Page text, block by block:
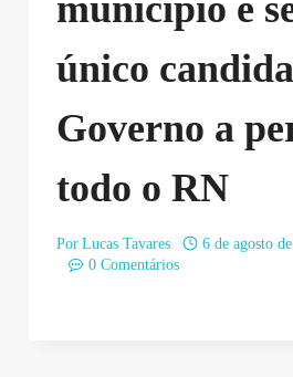
único
Governo a
todo o RN
Por Lucas Tavares
6 de agosto
0 Comentários